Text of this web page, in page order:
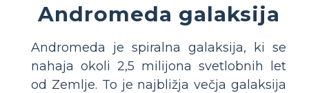
Andromeda galaksija
Andromeda je spiralna galaksija, ki se
nahaja okoli 2,5 milijona svetlobnih let
od Zemlje. To je najbližja večja galaksija